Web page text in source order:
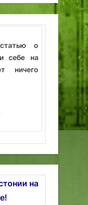
о
себе на
ничего
на